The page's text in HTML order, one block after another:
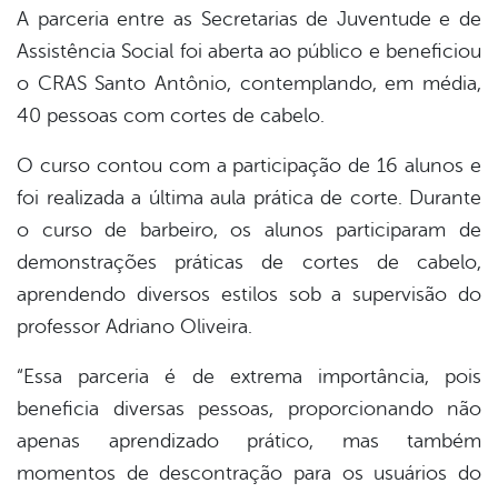
A parceria entre as Secretarias de Juventude e de
Assistência Social foi aberta ao público e beneficiou
o CRAS Santo Antônio, contemplando, em média,
40 pessoas com cortes de cabelo.
O curso contou com a participação de 16 alunos e
foi realizada a última aula prática de corte. Durante
o curso de barbeiro, os alunos participaram de
demonstrações práticas de cortes de cabelo,
aprendendo diversos estilos sob a supervisão do
professor Adriano Oliveira.
“Essa parceria é de extrema importância, pois
beneficia diversas pessoas, proporcionando não
apenas aprendizado prático, mas também
momentos de descontração para os usuários do